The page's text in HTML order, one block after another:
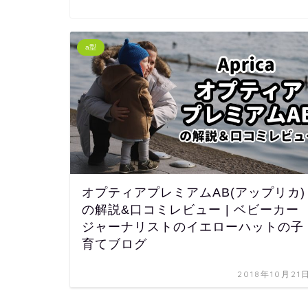
a型
オプティアプレミアムAB(アップリカ)
の解説&口コミレビュー | ベビーカー
ジャーナリストのイエローハットの子
育てブログ
2018年10月21